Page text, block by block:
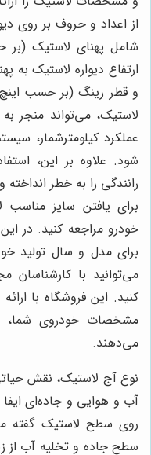
از اعداد و حروف بر روی
شامل پهنای لاستیک
و قطر رینگ (بر حسب
لاستیک، می‌تواند منجر
شود. علاوه بر این،
رانندگی را به خطر
برای یافتن سایز مناسب
خودرو مراجعه کنید. در
برای مدل و سال تولید
می‌توانید با کارشناسان
کنید. این فروشگاه با
مشخصات خودروی شما،
می‌دهند.
نوع آج لاستیک، نقش
آب و هوایی و جاده‌ای
روی سطح لاستیک گفته
سطح جاده و تخلیه آب از